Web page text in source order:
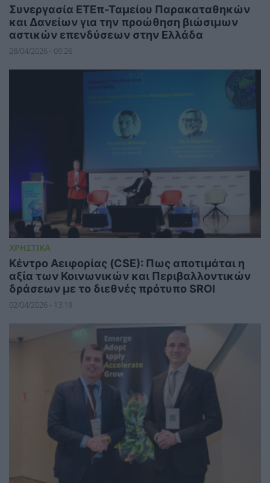
Συνεργασία ΕΤΕπ-Ταμείου Παρακαταθηκών
και Δανείων για την προώθηση βιώσιμων
αστικών επενδύσεων στην Ελλάδα
28/04/2026 - 09:26
ΧΡΗΣΤΙΚΑ
Κέντρο Αειφορίας (CSE): Πως αποτιμάται η
αξία των Κοινωνικών και Περιβαλλοντικών
δράσεων με το διεθνές πρότυπο SROI
02/04/2026 - 13:19